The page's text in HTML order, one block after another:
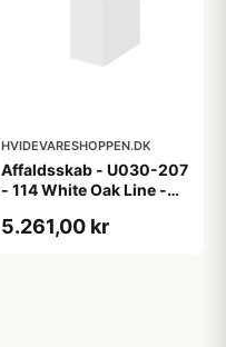
HVIDEVARESHOPPEN.DK
Affaldsskab - U030-207
- 114 White Oak Line -
5.261,00 kr